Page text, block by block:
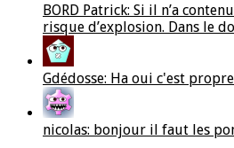
BORD Patrick: Si il n’a
risque d’explosion. Dans le
Gdédosse: Ha oui c'est propre
nicolas: bonjour il faut les